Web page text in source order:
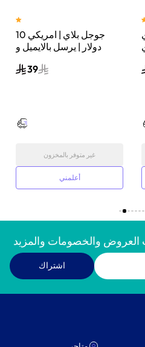
جوجل بلاي | امريكي 10
دولار | يرسل بالايميل و
39
غير متوفر بالمخزون
أعلمني
والخصومات والمزيد
اشتراك